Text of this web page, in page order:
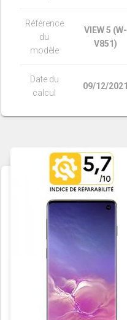
Référence
du
modèle
VIEW 5 (W-
V851)
Date du
calcul
09/12/2021